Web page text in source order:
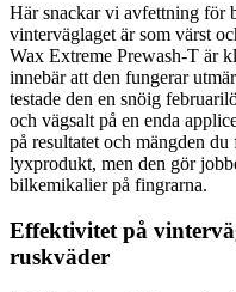
Här snackar vi avfettning för
vinterväglaget är som värst
Wax Extreme Prewash-T är
innebär att den fungerar
testade den en snöig
och vägsalt på en enda
på resultatet och mängden
lyxprodukt, men den gör
bilkemikalier på fingrarna.
Effektivitet på
ruskväder